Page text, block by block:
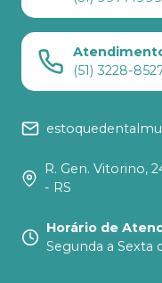
(51) 3228-
R. Gen. Vitorino,
- RS
Horário de
Segunda a Sexta